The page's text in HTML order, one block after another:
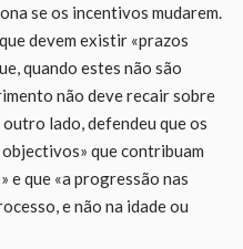
se os incentivos mudarem.
devem existir «prazos
quando estes não são
não deve recair sobre
lado, defendeu que os
que contribuam
e que «a progressão nas
e não na idade ou